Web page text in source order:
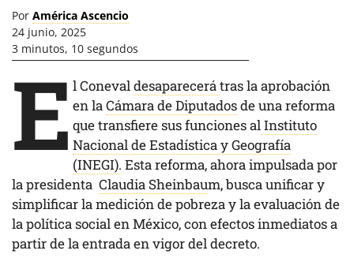
Por América Ascencio
24 junio, 2025
3 minutos, 10 segundos
E l Conevaldesaparecerátras la aprobación
en laCámara de Diputadosde una reforma
que transfiere sus funciones alInstituto
Nacional de Estadística y Geografía
(INEGI). Esta reforma, ahora impulsada por
la presidenta Claudia Sheinbaum, busca unificar y
simplificar la medición de pobreza y la evaluación de
la política social en México, con efectos inmediatos a
partir de la entrada en vigor del decreto.